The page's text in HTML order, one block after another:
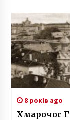
8 років ago
Хмарочос